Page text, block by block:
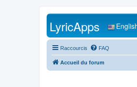
LyricApps
Raccourcis FAQ
Accueil du forum